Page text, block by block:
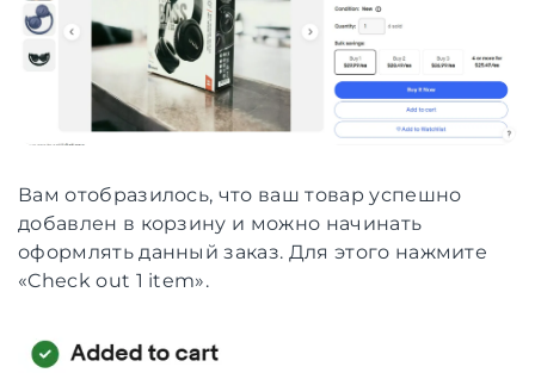
Вам отобразилось, что ваш товар успешно
добавлен в корзину и можно начинать
оформлять данный заказ. Для этого нажмите
«Check out 1 item».